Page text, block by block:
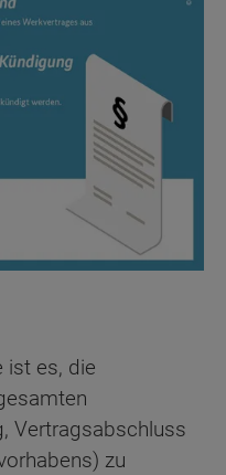
ist es, die
Vertragsabschluss
zu